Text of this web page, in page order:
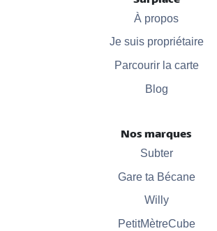
À propos
Je suis propriétaire
Parcourir la carte
Blog
Nos marques
Subter
Gare ta Bécane
Willy
PetitMètreCube